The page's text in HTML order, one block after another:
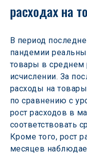
расходах на
В период
пандемии
товары в среднем
исчислении. За
расходы на
по сравнению с
рост расходов в
соответствовать
Кроме того, рост
месяцев